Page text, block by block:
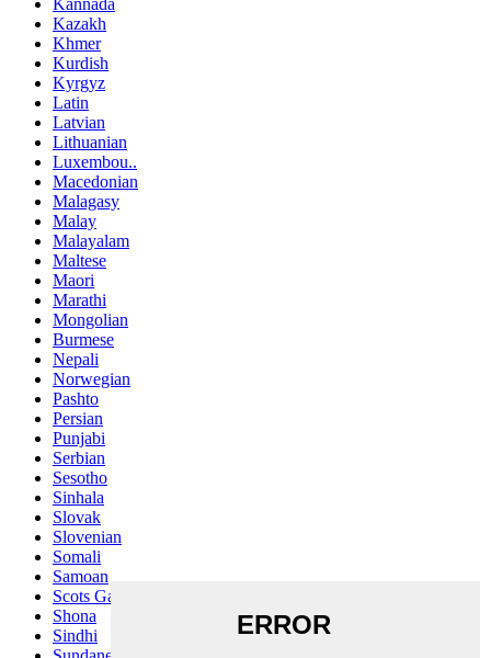
Kazakh
Khmer
Kurdish
Kyrgyz
Latin
Latvian
Lithuanian
Luxembou..
Macedonian
Malagasy
Malay
Malayalam
Maltese
Maori
Marathi
Mongolian
Burmese
Nepali
Norwegian
Pashto
Persian
Punjabi
Serbian
Sesotho
Sinhala
Slovak
Slovenian
Somali
Samoan
Scots Gaelic
Shona
Sindhi